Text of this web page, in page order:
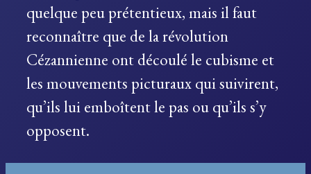
quelque peu prétentieux, mais il faut
reconnaître que de la révolution
Cézannienne ont découlé le cubisme et
les mouvements picturaux qui suivirent,
qu’ils lui emboîtent le pas ou qu’ils s’y
opposent.